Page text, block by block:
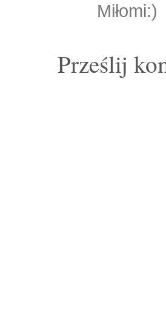
Miłomi:)
Prześlij